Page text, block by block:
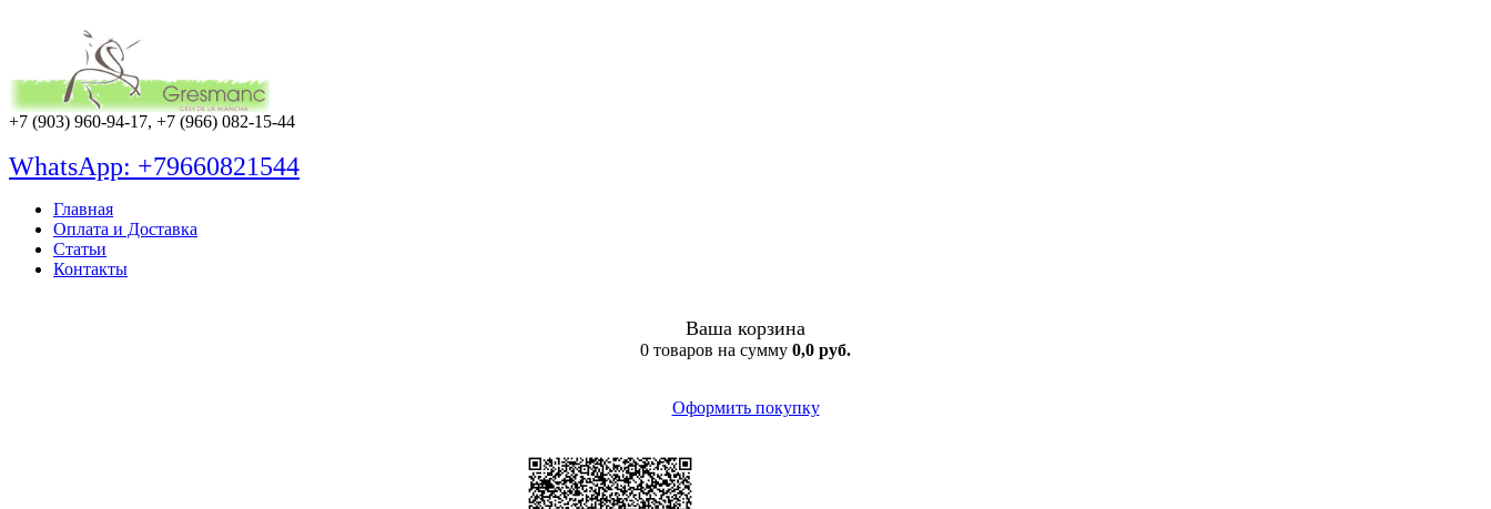
+7 (903) 960-94-17, +7 (966) 082-15-44
WhatsApp: +79660821544
Главная
Оплата и Доставка
Статьи
Контакты
Ваша корзина
0 товаров на сумму 0,0 руб.
Оформить покупку